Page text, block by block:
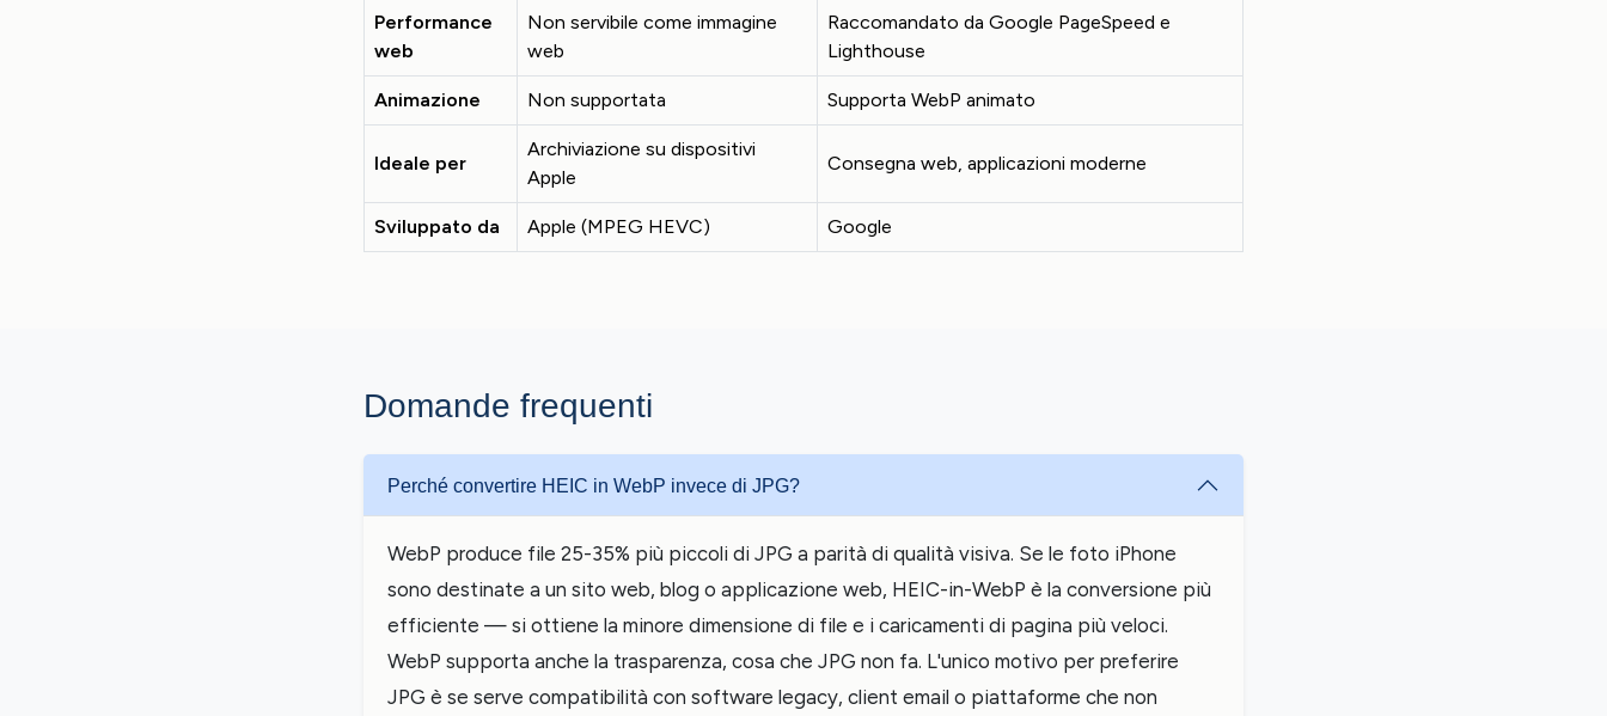
Performance
web
Non servibile come immagine
web
Raccomandato da Google PageSpeed e
Lighthouse
Animazione Non supportata Supporta WebP animato
Ideale per
Archiviazione su dispositivi
Apple
Consegna web, applicazioni moderne
Sviluppato da Apple (MPEG HEVC) Google
Domande frequenti
Perché convertire HEIC in WebP invece di JPG?
WebP produce file 25-35% più piccoli di JPG a parità di qualità visiva. Se le foto iPhone
sono destinate a un sito web, blog o applicazione web, HEIC-in-WebP è la conversione più
efficiente — si ottiene la minore dimensione di file e i caricamenti di pagina più veloci.
WebP supporta anche la trasparenza, cosa che JPG non fa. L'unico motivo per preferire
JPG è se serve compatibilità con software legacy, client email o piattaforme che non